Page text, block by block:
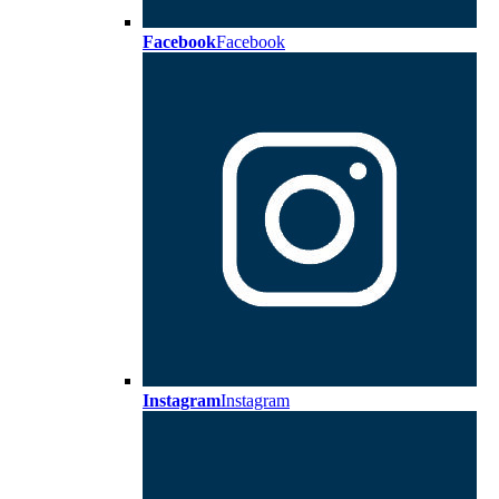
FacebookFacebook
InstagramInstagram